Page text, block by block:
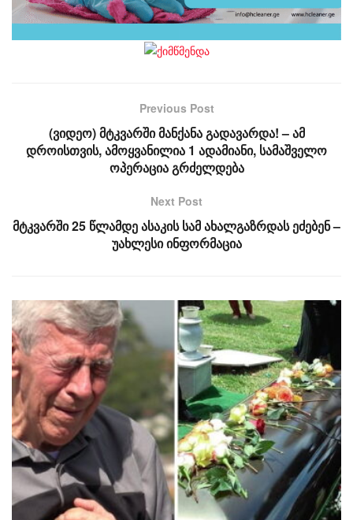
Previous Post
(ვიდეო) მტკვარში მანქანა გადავარდა! – ამ
დროისთვის, ამოყვანილია 1 ადამიანი, სამაშველო
ოპერაცია გრძელდება
Next Post
მტკვარში 25 წლამდე ასაკის სამ ახალგაზრდას ეძებენ –
უახლესი ინფორმაცია